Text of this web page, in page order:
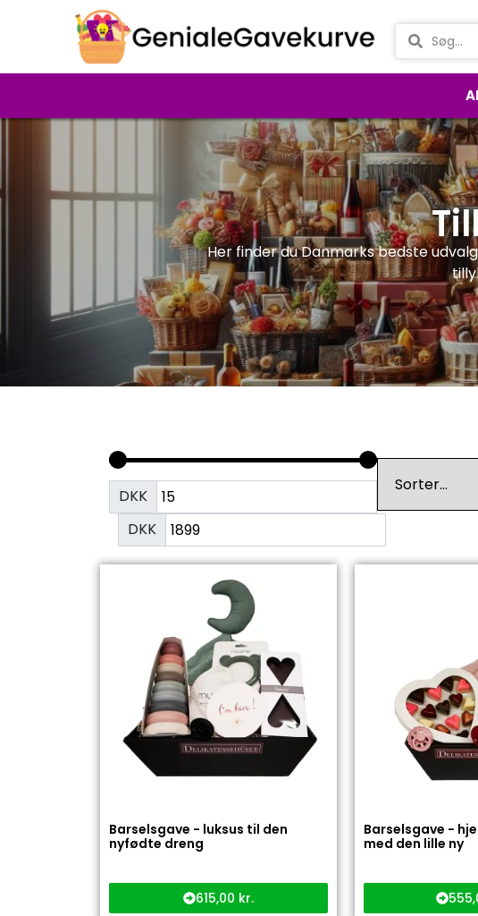
Her finder du Danmarks bedste
DKK
DKK
Barselsgave - luksus til den
nyfødte dreng
615,00 kr.
Barselsgave -
med den lille ny